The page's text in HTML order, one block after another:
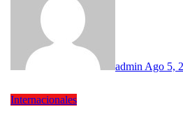
admin Ago 5,
Internacionales